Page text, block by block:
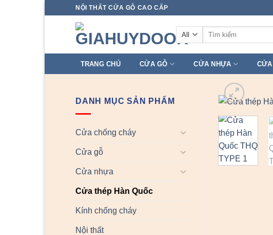
NỘI THẤT CỬA GỖ CAO CẤP
Tìm
TRANG CHỦ CỬA GỖ CỬA NHỰA
DANH MỤC SẢN PHẨM
Cửa chống cháy
Cửa gỗ
Cửa nhựa
Cửa thép Hàn Quốc
Kính chống cháy
Nội thất